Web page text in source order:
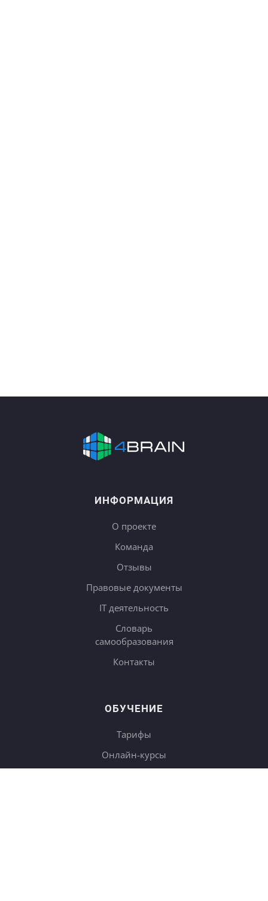
ИНФОРМАЦИЯ
О проекте
Команда
Отзывы
Правовые документы
IT деятельность
Словарь
самообразования
Контакты
ОБУЧЕНИЕ
Тарифы
Онлайн-курсы